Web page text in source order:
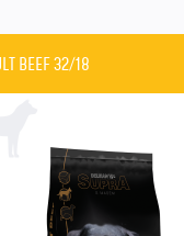
BEEF 32/18